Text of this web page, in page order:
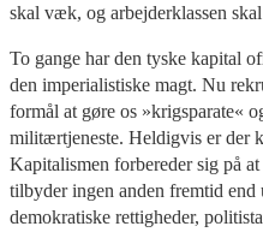
skal væk, og arbejderklassen
To gange har den tyske kapital
den imperialistiske magt. Nu
formål at gøre os »krigsparate«
militærtjeneste. Heldigvis er der
Kapitalismen forbereder sig på
tilbyder ingen anden fremtid
demokratiske rettigheder,